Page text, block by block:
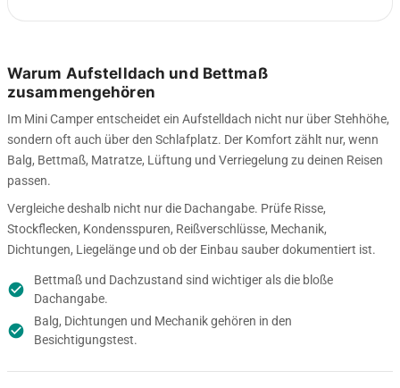
Warum Aufstelldach und Bettmaß
zusammengehören
Im Mini Camper entscheidet ein Aufstelldach nicht nur über Stehhöhe,
sondern oft auch über den Schlafplatz. Der Komfort zählt nur, wenn
Balg, Bettmaß, Matratze, Lüftung und Verriegelung zu deinen Reisen
passen.
Vergleiche deshalb nicht nur die Dachangabe. Prüfe Risse,
Stockflecken, Kondensspuren, Reißverschlüsse, Mechanik,
Dichtungen, Liegelänge und ob der Einbau sauber dokumentiert ist.
check_circle
Bettmaß und Dachzustand sind wichtiger als die bloße
Dachangabe.
check_circle
Balg, Dichtungen und Mechanik gehören in den
Besichtigungstest.